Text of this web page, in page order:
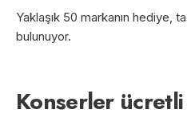
Yaklaşık 50 markanın hediye,
bulunuyor.
Konserler